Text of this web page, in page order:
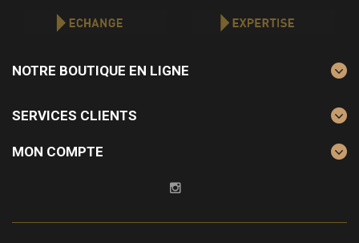
NOTRE BOUTIQUE EN LIGNE
SERVICES CLIENTS
MON COMPTE